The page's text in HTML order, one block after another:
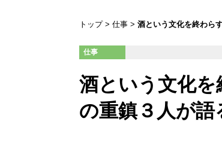
トップ 仕事
酒という文化を終わら
仕事
酒という文化
の重鎮３人が語